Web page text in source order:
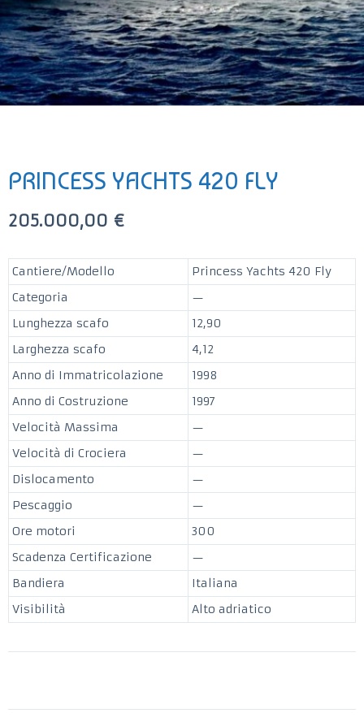
u
t
o
PRINCESS YACHTS 420 FLY
205.000,00 €
Cantiere/Modello
Princess Yachts 420 Fly
Categoria
—
Lunghezza scafo
12,90
Larghezza scafo
4,12
Anno di Immatricolazione
1998
Anno di Costruzione
1997
Velocità Massima
—
Velocità di Crociera
—
Dislocamento
—
Pescaggio
—
Ore motori
300
Scadenza Certificazione
—
Bandiera
Italiana
Visibilità
Alto adriatico